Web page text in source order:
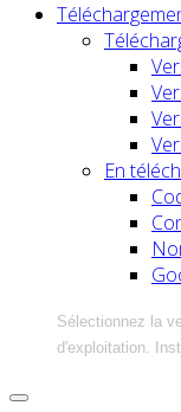
En
Sélectionnez la
d'exploitation.